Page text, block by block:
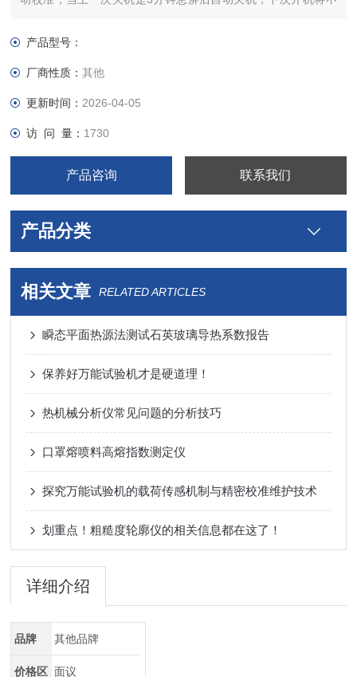
产品型号：
厂商性质：其他
更新时间： 2026-04-05
访 问 量： 1730
产品咨询 联系我们
产品分类
相关文章 RELATED ARTICLES
瞬态平面热源法测试石英玻璃导热系数报告
保养好万能试验机才是硬道理！
热机械分析仪常见问题的分析技巧
口罩熔喷料高熔指数测定仪
探究万能试验机的载荷传感机制与精密校准维护技术
划重点！粗糙度轮廓仪的相关信息都在这了！
详细介绍
品牌 其他品牌
价格区 面议